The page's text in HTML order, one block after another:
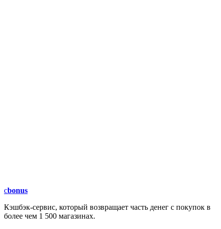
cbonus
Кэшбэк-сервис, который возвращает часть денег с покупок в
более чем 1 500 магазинах.